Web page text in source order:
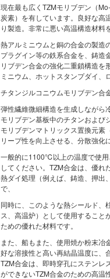
現在最も広くTZMモリブデン（
炭素）を有しています。良好な高
り製造。非常に悪い高温構造材
熱アルミニウムと銅の合金の製造
プラグイン等の鉄系合金を、鋳造
リブデン合金の強化二重鎖構造
ミニウム、ホットスタンプダイ
チタンジルコニウムモリブデン合
弾性繊維微細構造を生成しながら
モリブデン基板中のチタンおよび
モリブデンマトリックス置換元素
リープ性を向上させる、分散強
一般的に1100℃以上の温度で使用
してください。TZM合金は、優
熱ダイ処理（例えば、鋳造、押出
で、
同時に、このような熱シールド、
ス、高温炉）として使用するこ
ための優れた材料です。
また、船もまた、使用焼か粉末
好な溶接性と高い再結晶温度に、
TZM合金は、即時穿孔にステンレ
ができないTZM合金のための高温